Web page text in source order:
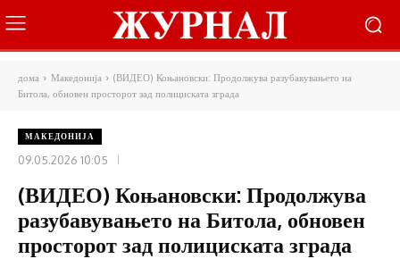
дома Македонија
(ВИДЕО) Коњановски: Продолжува разубавувањето на
Битола, обновен просторот зад полициската зграда
МАКЕДОНИЈА
09.05.2026 10:05
(ВИДЕО) Коњановски: Продолжува
разубавувањето на Битола, обновен
просторот зад полициската зграда